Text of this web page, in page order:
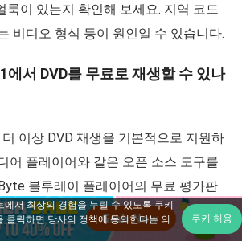
룩이 있는지 확인해 보세요. 지역 코드
비디오 형식 등이 원인일 수 있습니다.
에서 DVD를 무료로 재생할 수 있나
이상 DVD 재생을 기본적으로 지원하
어 플레이어와 같은 오픈 소스 도구를
블루레이 플레이어의 무료 평가판
원활한 환경에서 DVD 컬렉션을 무료
.
서 최상의 경험을 누릴 수 있도록 쿠키
클릭하면 당사의 정책에 동의한다는 의
쿠키 허용